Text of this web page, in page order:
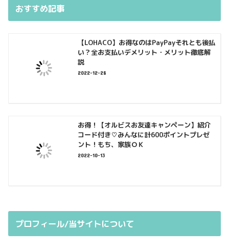
おすすめ記事
【LOHACO】お得なのはPayPayそれとも後払
い？全お支払いデメリット・メリット徹底解
説
2022-12-28
お得！【オルビスお友達キャンペーン】紹介
コード付き♡みんなに計600ポイントプレゼ
ント！もち、家族ＯＫ
2022-10-13
プロフィール/当サイトについて